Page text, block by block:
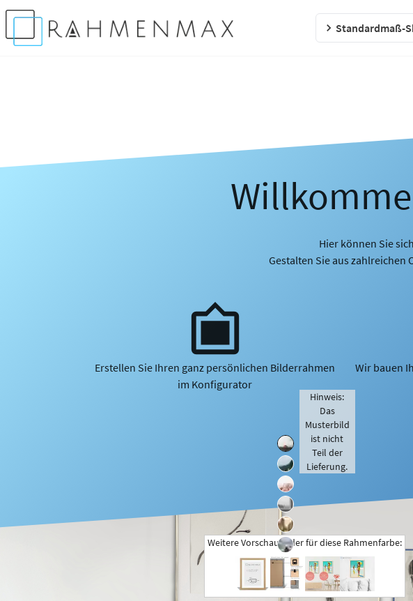
Standardmaß-
Hier können Sie
Gestalten Sie aus zahlreichen
Erstellen Sie Ihren ganz persönlichen Bilderrahmen
im Konfigurator
Wir bauen
+
Hinweis:
Das
Musterbild
ist nicht
Teil der
Lieferung.
Weitere Vorschaubilder für diese Rahmenfarbe: